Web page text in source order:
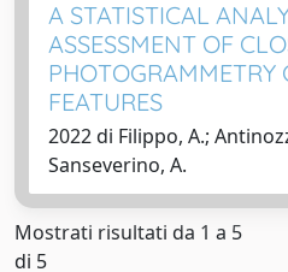
A STATISTICAL
ASSESSMENT OF
PHOTOGRAMMETRY
FEATURES
2022 di Filippo, A.;
Sanseverino, A.
Mostrati risultati da 1 a 5
di 5